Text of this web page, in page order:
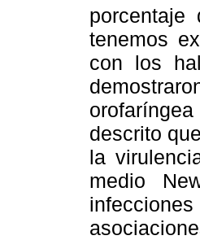
tenemos
con los
descrito
la
medio